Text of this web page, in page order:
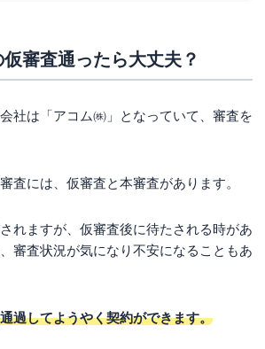
審査通ったら大丈夫？
社は「アコム㈱」となっていて、審査を
査には、仮審査と本審査があります。
れますが、仮審査後に待たされる時があ
審査状況が気になり不安になることもあ
過してようやく契約ができます。